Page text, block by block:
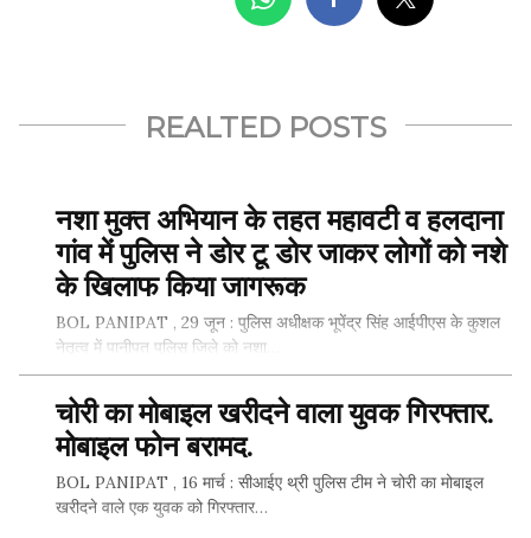
REALTED POSTS
नशा मुक्त अभियान के तहत महावटी व हलदाना
गांव में पुलिस ने डोर टू डोर जाकर लोगों को नशे
के खिलाफ किया जागरूक
BOL PANIPAT , 29 जून : पुलिस अधीक्षक भूपेंद्र सिंह आईपीएस के कुशल
नेतृत्व में पानीपत पुलिस जिले को नशा…
SHARE THIS...
चोरी का मोबाइल खरीदने वाला युवक गिरफ्तार.
मोबाइल फोन बरामद.
BOL PANIPAT , 16 मार्च : सीआईए थ्री पुलिस टीम ने चोरी का मोबाइल
खरीदने वाले एक युवक को गिरफ्तार…